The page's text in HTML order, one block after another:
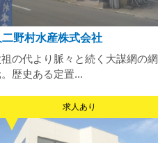
二野村水産株式会社
の代より脈々と続く大謀網の網
歴史ある定置...
求人あり